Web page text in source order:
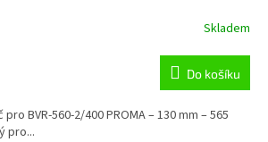
Skladem
Do košíku
BVR-560-2/400 PROMA – 130 mm – 565
pro...